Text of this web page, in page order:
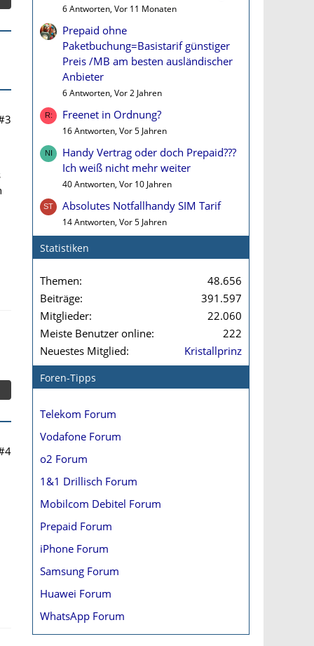
6 Antworten, Vor 11 Monaten
Prepaid ohne
Paketbuchung=Basistarif günstiger
Preis /MB am besten ausländischer
Anbieter
6 Antworten, Vor 2 Jahren
Freenet in Ordnung?
16 Antworten, Vor 5 Jahren
Handy Vertrag oder doch Prepaid???
Ich weiß nicht mehr weiter
40 Antworten, Vor 10 Jahren
Absolutes Notfallhandy SIM Tarif
14 Antworten, Vor 5 Jahren
Statistiken
Themen
48.656
Beiträge
391.597
Mitglieder
22.060
Meiste Benutzer online
222
Neuestes Mitglied
Kristallprinz
Foren-Tipps
Telekom Forum
Vodafone Forum
o2 Forum
1&1 Drillisch Forum
Mobilcom Debitel Forum
Prepaid Forum
iPhone Forum
Samsung Forum
Huawei Forum
WhatsApp Forum